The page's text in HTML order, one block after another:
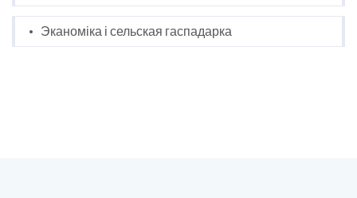
Эканоміка і сельская гаспадарка